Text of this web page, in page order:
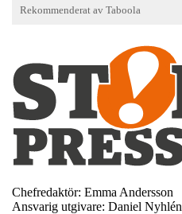
Chefredaktör: Emma Andersson
Ansvarig utgivare: Daniel Nyhlén